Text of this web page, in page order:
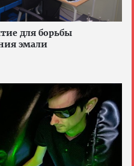
для борьбы
эмали